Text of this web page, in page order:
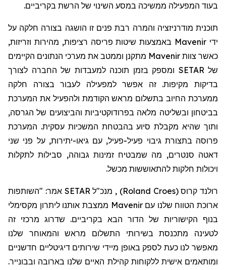
בעוד המפעילה ממשיכה במסע השינוי של הרשת בקריביים.
תוכנית מודרניזציה והמרה רבת פנים זו הושגה בצורה חלקה על
ידי Mavenir באמצעות שיטות פריסה רציפות, מהירות וזריזות,
כאשר צוות Mavenir מתקנן וממטב את מערכי הנתונים הקיימים
שלSETAR ומספק בזמן תוכנה למעבדות של החברה לצורך
בדיקות מקיפות. זה אפשר למפעילה לעבור בצורה חלקה
ממערכת החיוב בתשלום מראש הקודמת ולהפעיל את המערכת
בביטחון ובשליטה מלאה בפרודוקטיביות והביצועים של הגרסה,
ותוך שהיא מקבלת סיוע בהבטחת המשכיות עסקית. המערכת
פרוסה בתצורת גיבוי פעיל-פעיל, עם גיאו-יתירות, על פני שני
דאטה סנטרים, מה שמבטיח זמינות גבוהה, סבילות לתקלות
ויכולות חלקות להתאוששות מכשל.
רולנד קרוס (Roland Croes
)
, מנכ"ל SETAR אמר: "השותפות
ארוכת הטווח שלנו עם Mavenir ממצבת אותנו ליתרון מקסימלי
בנוף הקישוריות של הדור הבא בקריביים. שדרוג מרכזי זה
לטעינה מתכנסת בשירותי התשלום מראש והמאוחר שלנו
מאפשר לנו כעת לספק באופן מיידי שירותים דיגיטליים חדשניים
ומותאמים אישית ללקוחות קהילת האיים שלנו בארובה ובבונייר.